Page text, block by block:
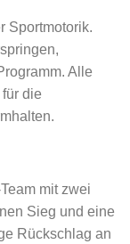
Sportmotorik.
Alle
die
mit zwei
Sieg und eine
Rückschlag an